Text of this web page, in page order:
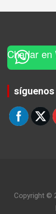
Charlar en
Copyright ©